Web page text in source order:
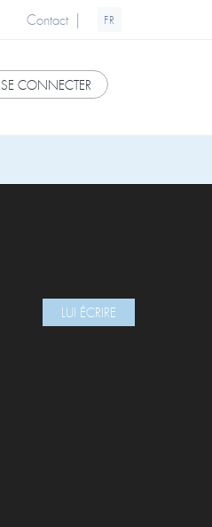
Contact | FR
SE CONNECTER
LUI ÉCRIRE